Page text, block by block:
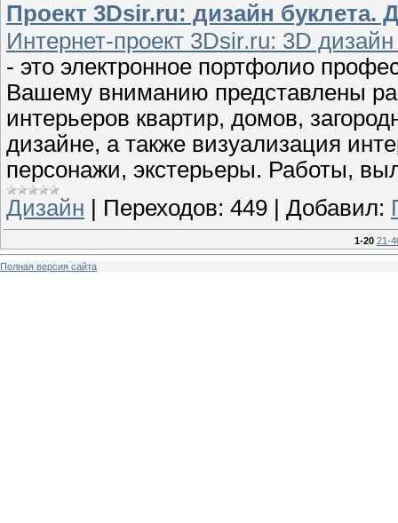
Проект 3Dsir.ru: дизайн буклета.
Интернет-проект 3Dsir.ru: 3D
- это электронное портфолио
Вашему вниманию представлены
интерьеров квартир, домов,
дизайне, а также визуализация
персонажи, экстерьеры. Работы,
Дизайн
Переходов: 449 Добавил:
1-20 21-
Полная версия сайта